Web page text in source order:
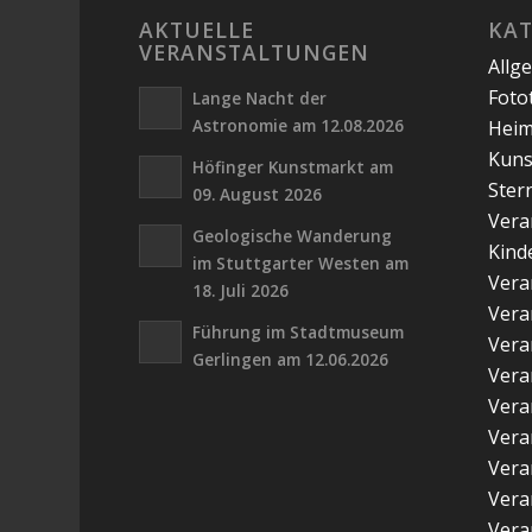
AKTUELLE
VERANSTALTUNGEN
Lange Nacht der
Astronomie am 12.08.2026
Höfinger Kunstmarkt am
09. August 2026
Geologische Wanderung
im Stuttgarter Westen am
18. Juli 2026
Führung im Stadtmuseum
Gerlingen am 12.06.2026